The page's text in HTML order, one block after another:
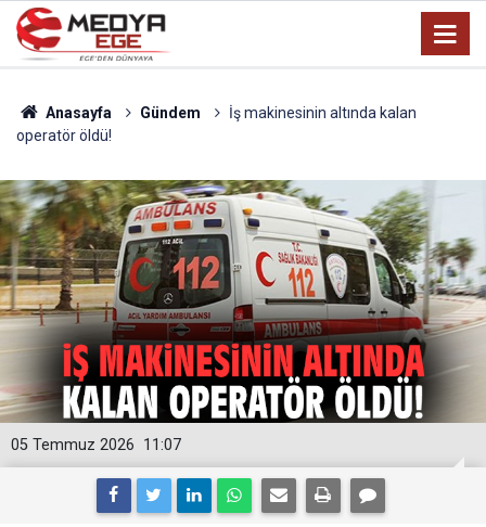
Anasayfa Gündem
İş makinesinin altında kalan
operatör öldü!
11:07
05 Temmuz 2026